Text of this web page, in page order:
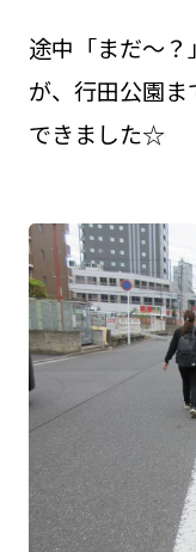
途中「まだ～
が、行田公園
できました☆